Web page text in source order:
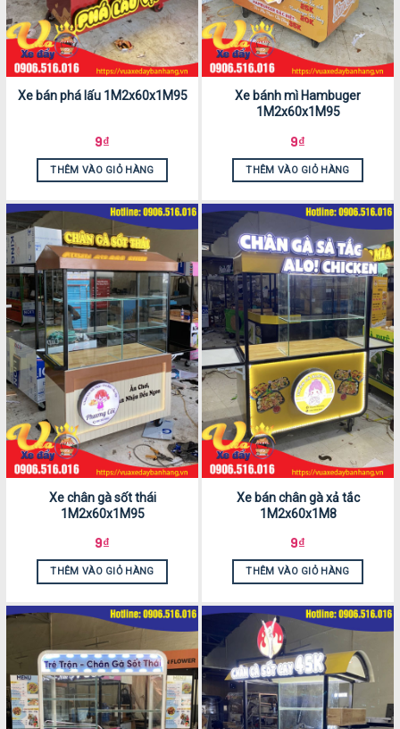
Xe bán phá lấu 1M2x60x1M95
9₫
THÊM VÀO GIỎ HÀNG
Xe bánh mì Hambuger
1M2x60x1M95
9₫
THÊM VÀO GIỎ HÀNG
Xe chân gà sốt thái
1M2x60x1M95
9₫
THÊM VÀO GIỎ HÀNG
Xe bán chân gà xả tắc
1M2x60x1M8
9₫
THÊM VÀO GIỎ HÀNG